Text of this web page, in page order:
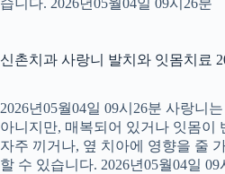
습니다. 2026년05월04일 09시26분
신촌치과 사랑니 발치와 잇몸치료
2026년05월04일 09시26분 사랑니
아니지만, 매복되어 있거나 잇몸이
자주 끼거나, 옆 치아에 영향을 줄
할 수 있습니다. 2026년05월04일